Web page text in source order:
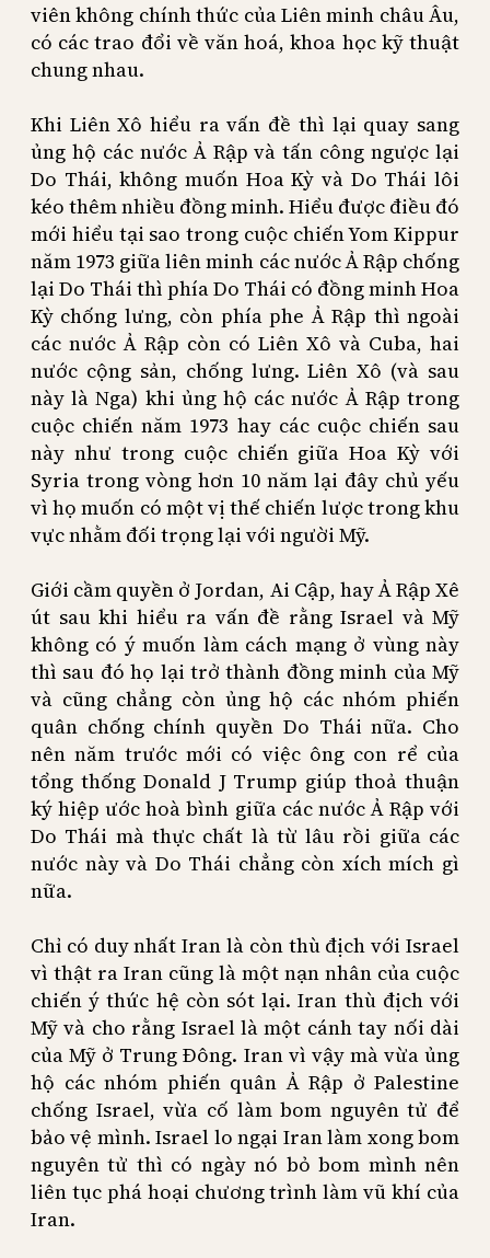
viên không chính thức của Liên minh châu Âu,
có các trao đổi về văn hoá, khoa học kỹ thuật
chung nhau.
Khi Liên Xô hiểu ra vấn đề thì lại quay sang
ủng hộ các nước Ả Rập và tấn công ngược lại
Do Thái, không muốn Hoa Kỳ và Do Thái lôi
kéo thêm nhiều đồng minh. Hiểu được điều đó
mới hiểu tại sao trong cuộc chiến Yom Kippur
năm 1973 giữa liên minh các nước Ả Rập chống
lại Do Thái thì phía Do Thái có đồng minh Hoa
Kỳ chống lưng, còn phía phe Ả Rập thì ngoài
các nước Ả Rập còn có Liên Xô và Cuba, hai
nước cộng sản, chống lưng. Liên Xô (và sau
này là Nga) khi ủng hộ các nước Ả Rập trong
cuộc chiến năm 1973 hay các cuộc chiến sau
này như trong cuộc chiến giữa Hoa Kỳ với
Syria trong vòng hơn 10 năm lại đây chủ yếu
vì họ muốn có một vị thế chiến lược trong khu
vực nhằm đối trọng lại với người Mỹ.
Giới cầm quyền ở Jordan, Ai Cập, hay Ả Rập Xê
út sau khi hiểu ra vấn đề rằng Israel và Mỹ
không có ý muốn làm cách mạng ở vùng này
thì sau đó họ lại trở thành đồng minh của Mỹ
và cũng chẳng còn ủng hộ các nhóm phiến
quân chống chính quyền Do Thái nữa. Cho
nên năm trước mới có việc ông con rể của
tổng thống Donald J Trump giúp thoả thuận
ký hiệp ước hoà bình giữa các nước Ả Rập với
Do Thái mà thực chất là từ lâu rồi giữa các
nước này và Do Thái chẳng còn xích mích gì
nữa.
Chỉ có duy nhất Iran là còn thù địch với Israel
vì thật ra Iran cũng là một nạn nhân của cuộc
chiến ý thức hệ còn sót lại. Iran thù địch với
Mỹ và cho rằng Israel là một cánh tay nối dài
của Mỹ ở Trung Đông. Iran vì vậy mà vừa ủng
hộ các nhóm phiến quân Ả Rập ở Palestine
chống Israel, vừa cố làm bom nguyên tử để
bảo vệ mình. Israel lo ngại Iran làm xong bom
nguyên tử thì có ngày nó bỏ bom mình nên
liên tục phá hoại chương trình làm vũ khí của
Iran.